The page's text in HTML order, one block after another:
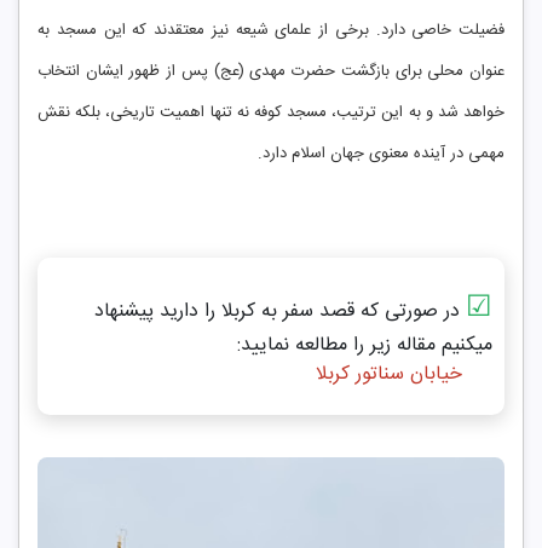
فضیلت خاصی دارد. برخی از علمای شیعه نیز معتقدند که این مسجد به
عنوان محلی برای بازگشت حضرت مهدی (عج) پس از ظهور ایشان انتخاب
خواهد شد و به این ترتیب، مسجد کوفه نه تنها اهمیت تاریخی، بلکه نقش
مهمی در آینده معنوی جهان اسلام دارد.
☑ در صورتی که قصد سفر به کربلا را دارید پیشنهاد
میکنیم مقاله زیر را مطالعه نمایید:
خیابان سناتور کربلا